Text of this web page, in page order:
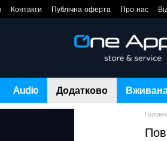
Контакти Публічна оферта Про нас
Audio Додатково